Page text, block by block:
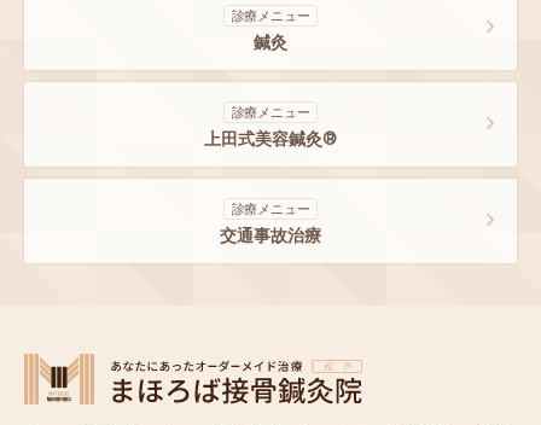
診療メニュー
鍼灸
診療メニュー
上田式美容鍼灸®
診療メニュー
交通事故治療